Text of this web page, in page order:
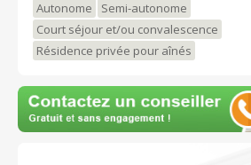
Autonome
Semi-autonome
Court séjour et/ou convalescence
Résidence privée pour aînés